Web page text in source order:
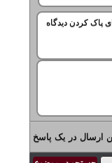
پاک کردن دیدگاه